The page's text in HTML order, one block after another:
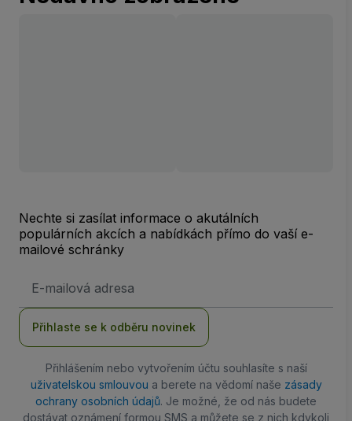
Nechte si zasílat informace o akutálních
populárních akcích a nabídkách přímo do vaší e-
mailové schránky
adresa
Přihlaste se k odběru novinek
Přihlášením nebo vytvořením účtu souhlasíte s naší
uživatelskou smlouvou a berete na vědomí naše zásady
ochrany osobních údajů. Je možné, že od nás budete
dostávat oznámení formou SMS a můžete se z nich kdykoli